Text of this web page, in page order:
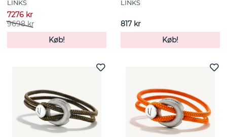
LINKS
7276 kr
9698 kr
Køb!
LINKS
817 kr
Køb!